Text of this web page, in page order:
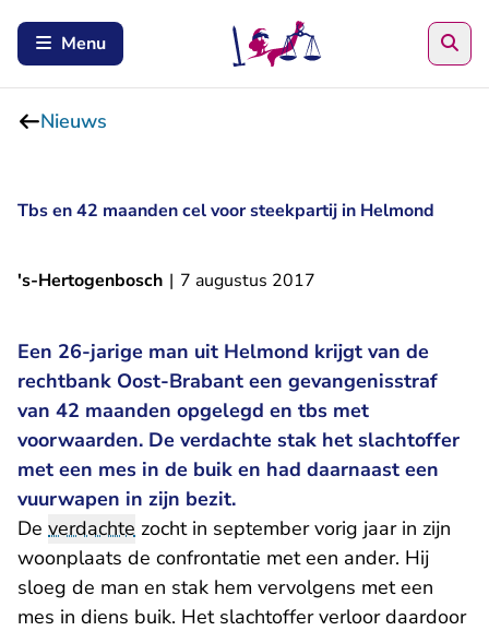
Menu
Nieuws
Tbs en 42 maanden cel voor steekpartij in Helmond
's-Hertogenbosch | 7 augustus 2017
Een 26-jarige man uit Helmond krijgt van de
rechtbank Oost-Brabant een gevangenisstraf
van 42 maanden opgelegd en tbs met
voorwaarden. De verdachte stak het slachtoffer
met een mes in de buik en had daarnaast een
vuurwapen in zijn bezit.
De verdachte zocht in september vorig jaar in zijn
woonplaats de confrontatie met een ander. Hij
sloeg de man en stak hem vervolgens met een
mes in diens buik. Het slachtoffer verloor daardoor